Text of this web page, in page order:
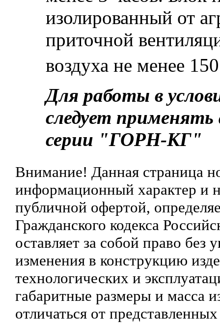
изолированный от
приточной
воздуха не менее
Для работы в
следует
серии "ГОРН-КГ"
Внимание! Данная страница
информационный характер и
публичной офертой,
Гражданского кодекса
оставляет за собой право без
изменения в конструкцию
технологических и
габаритные размеры и масса
отличаться от